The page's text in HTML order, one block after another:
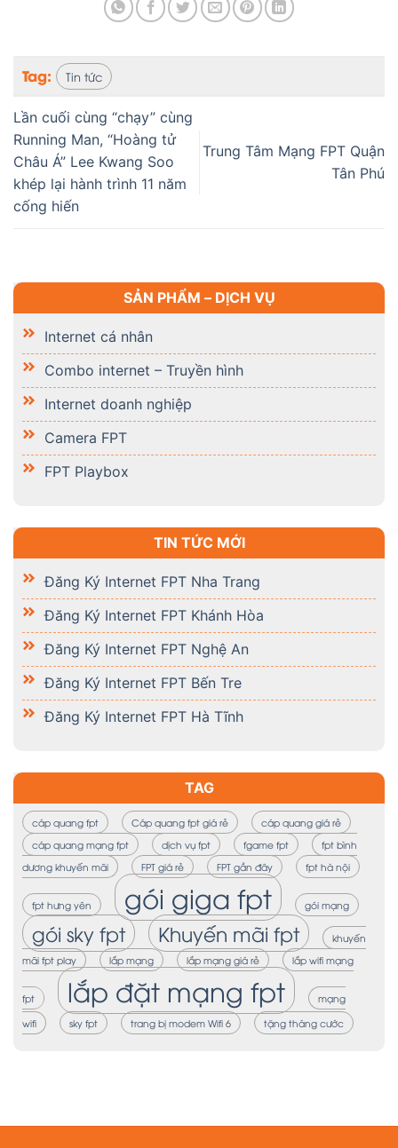
SẢN PHẨM – DỊCH VỤ
Internet cá nhân
Combo internet – Truyền hình
Internet doanh nghiệp
Camera FPT
FPT Playbox
TIN TỨC MỚI
Đăng Ký Internet FPT Nha Trang
Đăng Ký Internet FPT Khánh Hòa
Đăng Ký Internet FPT Nghệ An
Đăng Ký Internet FPT Bến Tre
Đăng Ký Internet FPT Hà Tĩnh
TAG
cáp quang fpt Cáp quang fpt giá rẻ
cáp quang giá rẻ
cáp quang mạng fpt
dịch vụ fpt fgame fpt
fpt bình
dương khuyến mãi
FPT giá rẻ FPT gần đây fpt hà nội
fpt hưng yên gói giga fpt gói mạng
gói sky fpt Khuyến mãi fpt
khuyến
mãi fpt play
lắp mạng lắp mạng giá rẻ lắp wifi mạng
fpt lắp đặt mạng fpt
mạng
wifi
sky fpt trang bị modem Wifi 6 tặng tháng cước
Tag: Tin tức
Lần cuối cùng “chạy” cùng
Running Man, “Hoàng tử
Châu Á” Lee Kwang Soo
khép lại hành trình 11 năm
cống hiến
Trung Tâm Mạng FPT Quận
Tân Phú